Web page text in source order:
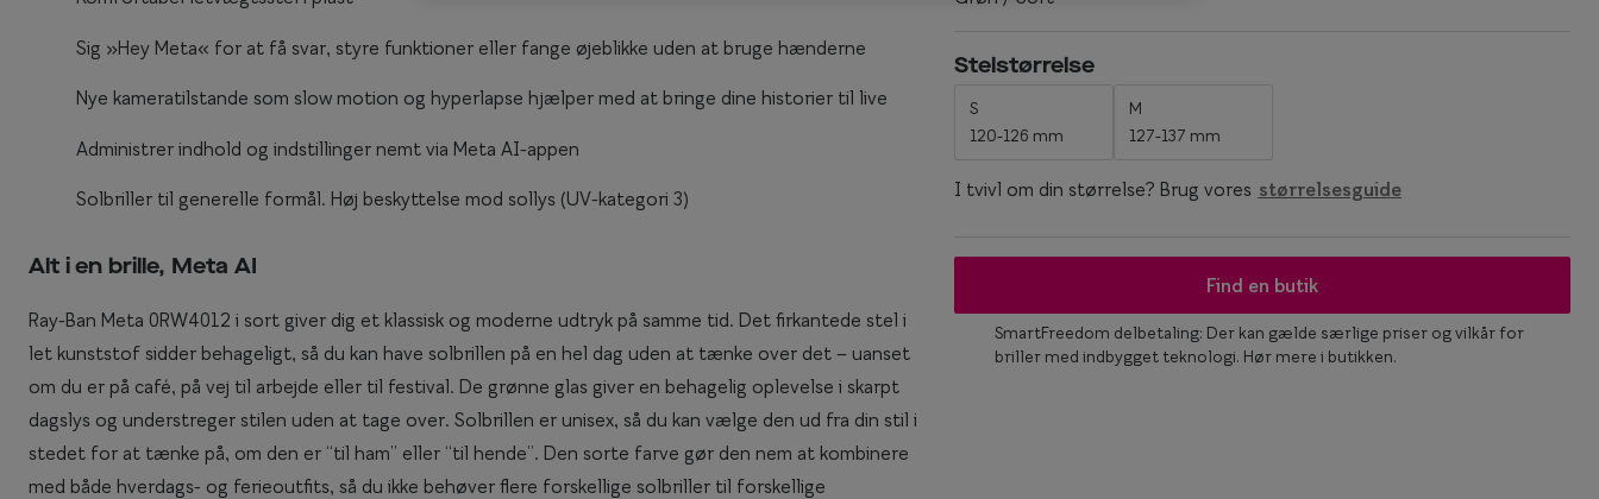
Synstest til børn
Essilor® Stellest®
Premium flerstyrkeglas
Briller til ovalt ansigt
Ray-Ban
Ray-Ban Meta
Stelstørrelse
S
120-126 mm
M
127-137 mm
I tvivl om din størrelse? Brug vores størrelsesguide
Find en butik
SmartFreedom delbetaling: Der kan gælde særlige priser og vilkår for
briller med indbygget teknologi. Hør mere i butikken.
Sig »Hey Meta« for at få svar, styre funktioner eller fange øjeblikke uden at bruge hænderne
Nye kameratilstande som slow motion og hyperlapse hjælper med at bringe dine historier til live
Administrer indhold og indstillinger nemt via Meta AI-appen
Solbriller til generelle formål. Høj beskyttelse mod sollys (UV-kategori 3)
Alt i en brille, Meta AI
Ray-Ban Meta 0RW4012 i sort giver dig et klassisk og moderne udtryk på samme tid. Det firkantede stel i
let kunststof sidder behageligt, så du kan have solbrillen på en hel dag uden at tænke over det – uanset
om du er på café, på vej til arbejde eller til festival. De grønne glas giver en behagelig oplevelse i skarpt
dagslys og understreger stilen uden at tage over. Solbrillen er unisex, så du kan vælge den ud fra din stil i
stedet for at tænke på, om den er “til ham” eller “til hende”. Den sorte farve gør den nem at kombinere
med både hverdags- og ferieoutfits, så du ikke behøver flere forskellige solbriller til forskellige